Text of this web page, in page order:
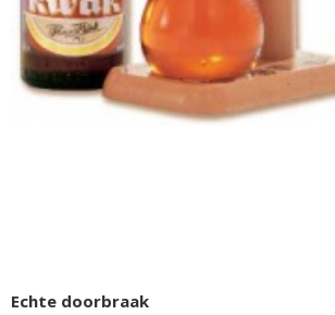
Echte doorbraak